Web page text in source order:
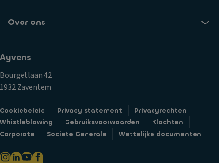
Over ons
Ayvens
Bourgetlaan 42
1932 Zaventem
Cookiebeleid Privacy statement
Privacyrechten
Whistleblowing
Gebruiksvoorwaarden
Klachten
Corporate
Societe Generale Wettelijke documenten